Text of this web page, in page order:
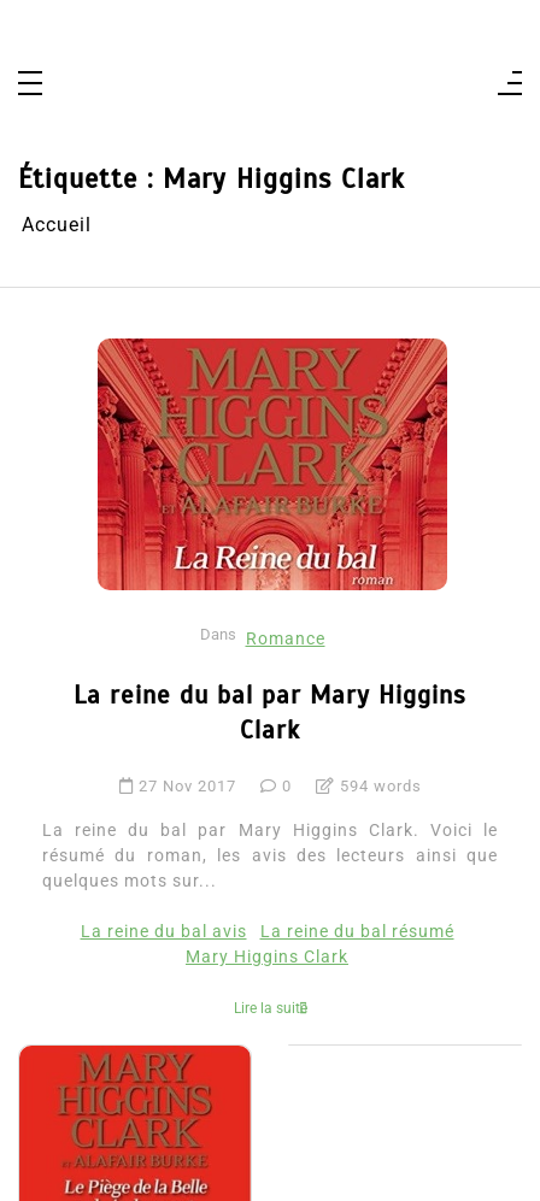
Étiquette : Mary Higgins Clark
Accueil
Dans Romance
La reine du bal par Mary Higgins
Clark
27 Nov 2017 0 594 words
La reine du bal par Mary Higgins Clark. Voici le
résumé du roman, les avis des lecteurs ainsi que
quelques mots sur...
La reine du bal avis
La reine du bal résumé
Mary Higgins Clark
Lire la suite